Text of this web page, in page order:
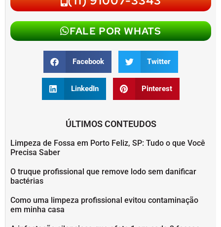
FALE POR WHATS
Facebook Twitter
LinkedIn Pinterest
ÚLTIMOS CONTEUDOS
Limpeza de Fossa em Porto Feliz, SP: Tudo o que Você
Precisa Saber
O truque profissional que remove lodo sem danificar
bactérias
Como uma limpeza profissional evitou contaminação
em minha casa